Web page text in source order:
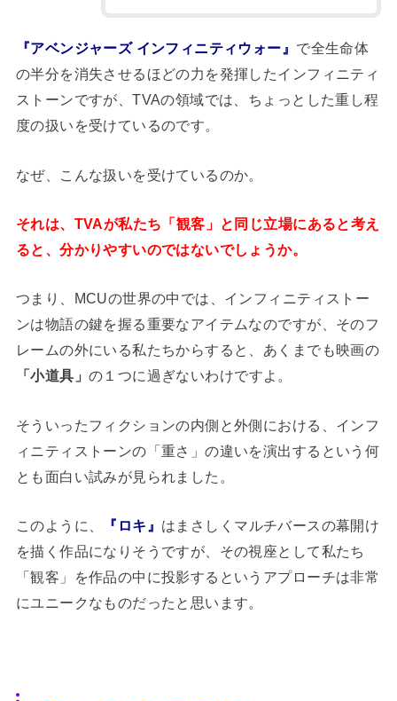
『アベンジャーズ インフィニティウォー』 で全生命体
の半分を消失させるほどの力を発揮したインフィニティ
ストーンですが、TVAの領域では、ちょっとした重し程
度の扱いを受けているのです。
なぜ、こんな扱いを受けているのか。
それは、TVAが私たち「観客」と同じ立場にあると考え
ると、分かりやすいのではないでしょうか。
つまり、MCUの世界の中では、インフィニティストー
ンは物語の鍵を握る重要なアイテムなのですが、そのフ
レームの外にいる私たちからすると、あくまでも映画の
「小道具」 の１つに過ぎないわけですよ。
そういったフィクションの内側と外側における、インフ
ィニティストーンの「重さ」の違いを演出するという何
とも面白い試みが見られました。
このように、 『ロキ』 はまさしくマルチバースの幕開け
を描く作品になりそうですが、その視座として私たち
「観客」を作品の中に投影するというアプローチは非常
にユニークなものだったと思います。